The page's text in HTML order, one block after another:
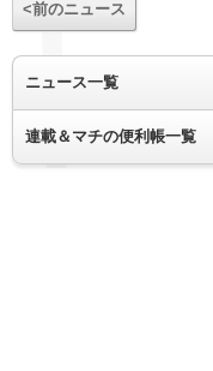
<前のニュース
ニュース一覧
連載＆マチの便利帳一覧